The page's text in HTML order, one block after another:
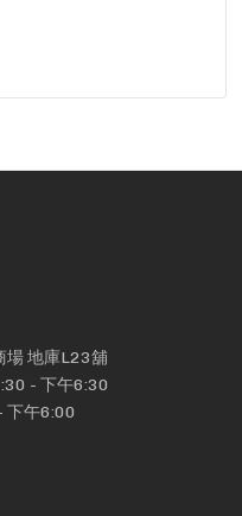
場 地庫L23舖
- 下午6:30
下午6:00